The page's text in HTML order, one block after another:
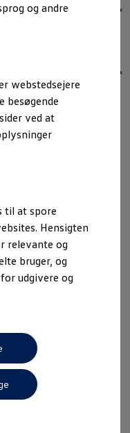
*
*
nyheder fra
du Skandinavisk Motor
behandling af dine
på deltagelse i
som nærmere beskrevet i
og andre
webstedsejere
besøgende
ved at
til at spore
Hensigten
relevante og
bruger, og
udgivere og